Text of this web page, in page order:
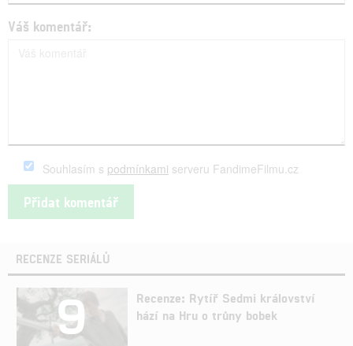
Váš komentář:
Souhlasím s podmínkami serveru FandimeFilmu.cz
RECENZE SERIÁLŮ
9
Recenze: Rytíř Sedmi království
hází na Hru o trůny bobek